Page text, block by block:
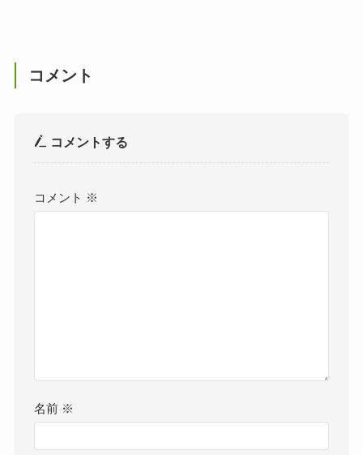
コメント
コメントする
コメント ※
名前 ※